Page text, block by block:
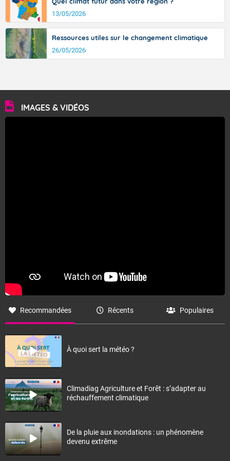
13/05/2026
Ressources utiles sur le changement climatique
26/05/2026
IMAGES & VIDÉOS
Recommandées Récents Populaires
À quoi sert la météo ?
Climadiag Agriculture et Forêt : s’adapter au
réchauffement climatique
De la pluie aux inondations : un phénomène
devenu extrême